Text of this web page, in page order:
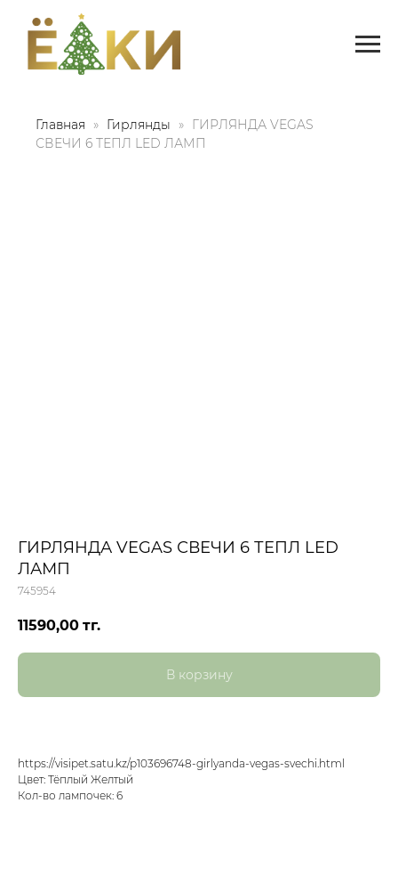
Главная Гирлянды
ГИРЛЯНДА VEGAS
СВЕЧИ 6 ТЕПЛ LED ЛАМП
ГИРЛЯНДА VEGAS СВЕЧИ 6 ТЕПЛ LED
ЛАМП
745954
11590,00 тг.
В корзину
https://visipet.satu.kz/p103696748-girlyanda-vegas-svechi.html
Цвет: Тёплый Желтый
Кол-во лампочек: 6